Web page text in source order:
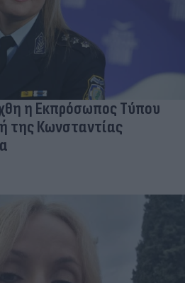
η Εκπρόσωπος Τύπου
της Κωνσταντίας